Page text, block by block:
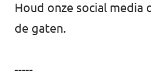
Houd onze social media
de gaten.
-----